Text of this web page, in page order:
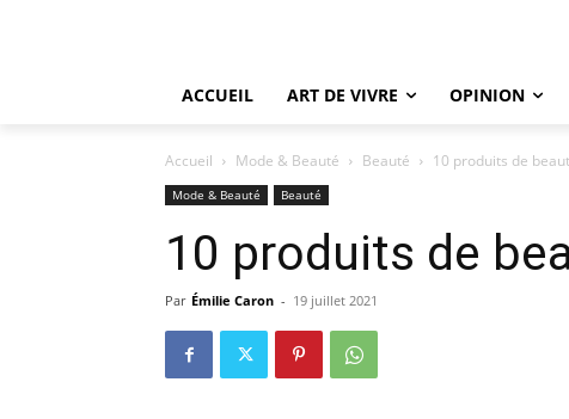
ACCUEIL ART DE VIVRE OPINION
Accueil Mode & Beauté Beauté 10 produits de
Mode & Beauté Beauté
10 produits de
Par Émilie Caron - 19 juillet 2021